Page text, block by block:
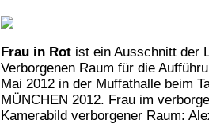
Frau in Rot ist ein Ausschnitt der
Verborgenen Raum für die
Mai 2012 in der Muffathalle beim
MÜNCHEN 2012. Frau im
Kamerabild verborgener Raum: